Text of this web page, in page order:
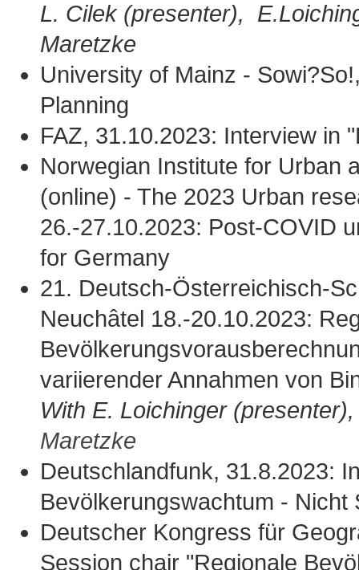
L. Cilek (presenter),
Maretzke
University of Mainz -
Planning
FAZ, 31.10.2023: Interview in
Norwegian Institute for Urban
(online) - The 2023 Urban
26.-27.10.2023: Post-COVID
for Germany
21. Deutsch-Österreichisch-
Neuchâtel 18.-20.10.2023:
variierender Annahmen von
With E. Loichinger (presenter),
Maretzke
Deutschlandfunk, 31.8.2023:
Bevölkerungswachtum - Nicht
Deutscher Kongress für
Session chair "Regionale